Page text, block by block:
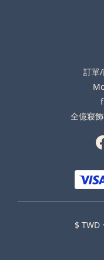
訂單
全億寢
$ TWD